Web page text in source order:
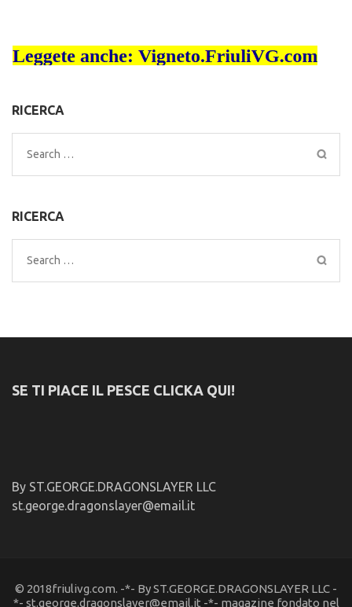
RICERCA
Search
for:
RICERCA
Search
for:
SE TI PIACE IL PESCE CLICKA QUI!
By ST.GEORGE.DRAGONSLAYER LLC
st.george.dragonslayer@email.it
© 2018friulivg.com. -*- By ST.GEORGE.DRAGONSLAYER LLC -
*- st.george.dragonslayer@email.it -*- magazine fondato nel